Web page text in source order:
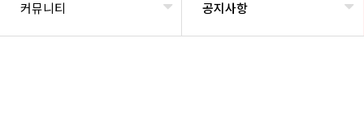
커뮤니티 공지사항